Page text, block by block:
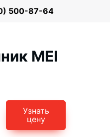
500-87-64
MEI
Узнать
цену